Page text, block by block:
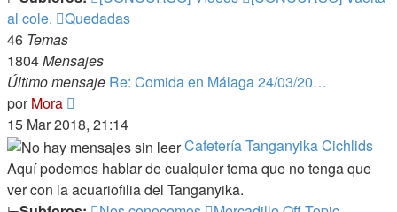
al cole.
Quedadas
46 Temas
1804Mensajes
Último mensaje Re: Comida en Málaga 24/03/20…
porMora
último
mensaje
15 Mar 2018, 21:14
Cafetería Tanganyika Cichlids
Aquí podemos hablar de cualquier tema que no tenga que
ver con la acuariofilia del Tanganyika.